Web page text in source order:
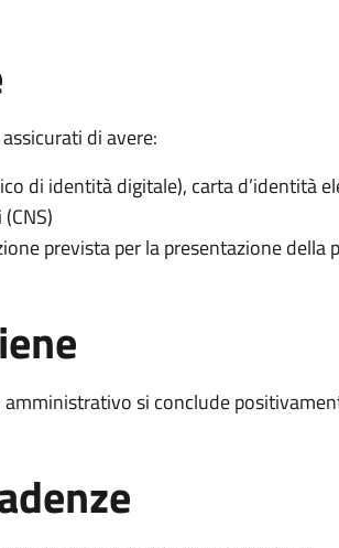
di avere:
di identità digitale), carta d’identità
prevista per la presentazione della
si conclude